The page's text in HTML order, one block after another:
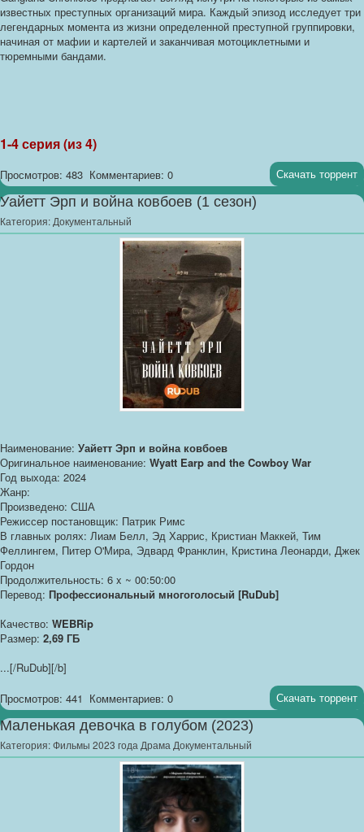
известных преступных организаций мира. Каждый эпизод исследует три
легендарных момента из жизни определенной преступной группировки,
начиная от мафии и картелей и заканчивая мотоциклетными и
тюремными бандами.
1-4 серия (из 4)
Просмотров: 483 Комментариев: 0 Скачать торрент
Уайетт Эрп и война ковбоев (1 сезон)
Категория: Документальный
Наименование: Уайетт Эрп и война ковбоев
Оригинальное наименование: Wyatt Earp and the Cowboy War
Год выхода: 2024
Жанр:
Произведено: США
Режиссер постановщик: Патрик Римс
В главных ролях: Лиам Белл, Эд Харрис, Кристиан Маккей, Тим
Феллингем, Питер О'Мира, Эдвард Франклин, Кристина Леонарди, Джек
Гордон
Продолжительность: 6 x ~ 00:50:00
Перевод: Профессиональный многоголосый [RuDub]
Качество: WEBRip
Размер: 2,69 ГБ
...[/RuDub][/b]
Просмотров: 441 Комментариев: 0 Скачать торрент
Маленькая девочка в голубом (2023)
Категория:Фильмы 2023 года Драма Документальный